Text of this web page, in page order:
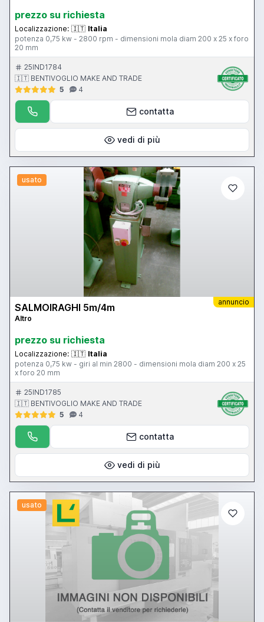
prezzo su richiesta
Localizzazione: 🇮🇹 Italia
potenza 0,75 kw - 2800 rpm - dimensioni mola diam 200 x 25 x foro
20 mm
25IND1784
🇮🇹 BENTIVOGLIO MAKE AND TRADE
5
4
contatta
vedi di più
usato
annuncio
SALMOIRAGHI 5m/4m
Altro
prezzo su richiesta
Localizzazione: 🇮🇹 Italia
potenza 0,75 kw - giri al min 2800 - dimensioni mola diam 200 x 25
x foro 20 mm
25IND1785
🇮🇹 BENTIVOGLIO MAKE AND TRADE
5
4
contatta
vedi di più
usato